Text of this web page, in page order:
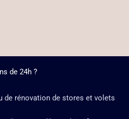
de 24h ?
de rénovation de stores et volets